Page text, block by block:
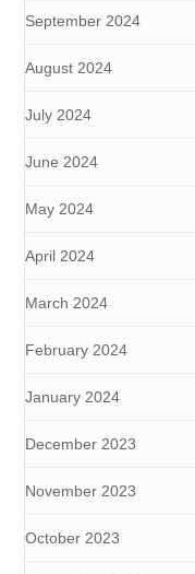
September 2024
August 2024
July 2024
June 2024
May 2024
April 2024
March 2024
February 2024
January 2024
December 2023
November 2023
October 2023